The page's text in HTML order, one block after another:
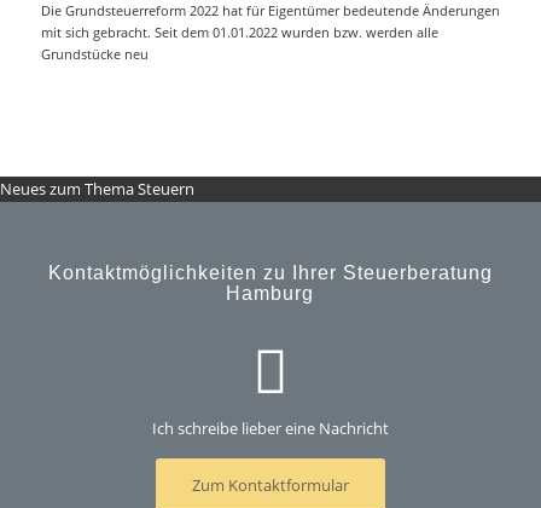
Die Grundsteuerreform 2022 hat für Eigentümer bedeutende Änderungen
mit sich gebracht. Seit dem 01.01.2022 wurden bzw. werden alle
Grundstücke neu
Neues zum Thema Steuern
Kontaktmöglichkeiten zu Ihrer Steuerberatung
Hamburg
Ich schreibe lieber eine Nachricht
Zum Kontaktformular